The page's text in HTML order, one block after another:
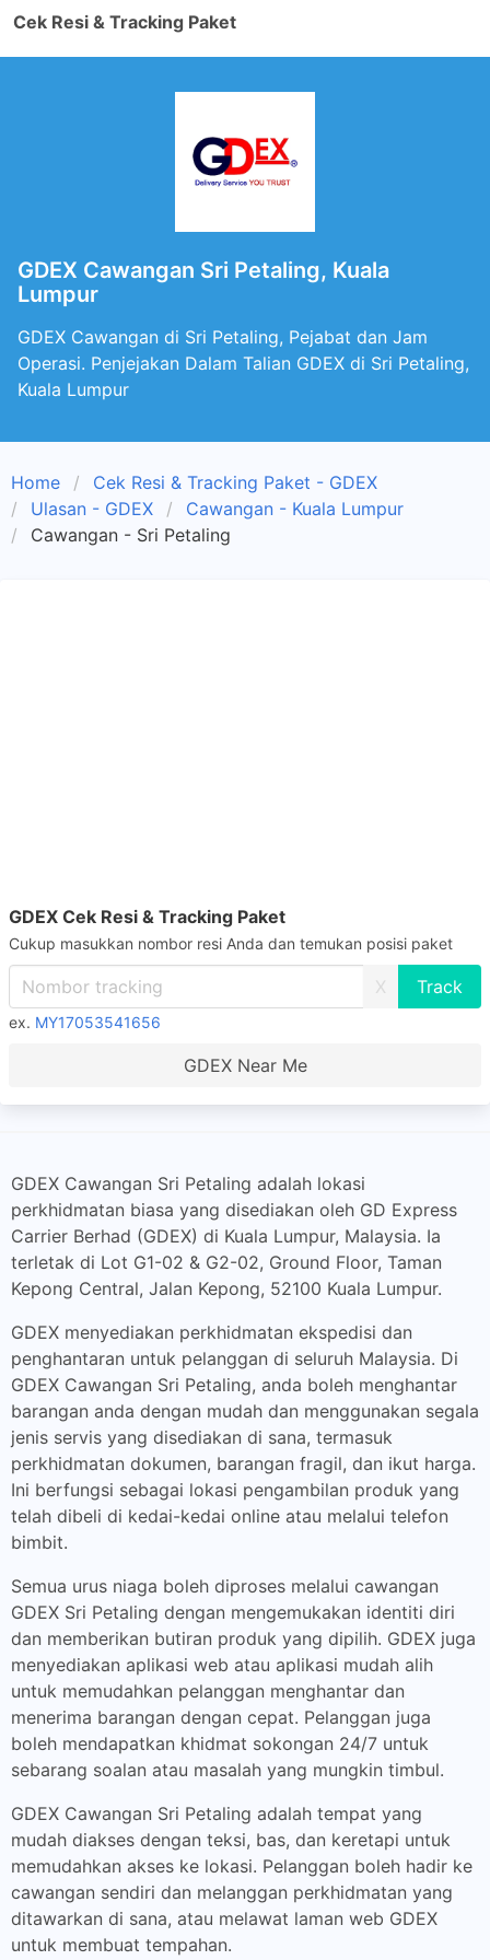
Cek Resi & Tracking Paket
GDEX Cawangan Sri Petaling, Kuala
Lumpur
GDEX Cawangan di Sri Petaling, Pejabat dan Jam
Operasi. Penjejakan Dalam Talian GDEX di Sri Petaling,
Kuala Lumpur
Home
Cek Resi & Tracking Paket - GDEX
Ulasan - GDEX
Cawangan - Kuala Lumpur
Cawangan - Sri Petaling
GDEX Cek Resi & Tracking Paket
Cukup masukkan nombor resi Anda dan temukan posisi paket
X
ex. MY17053541656
GDEX Near Me
GDEX Cawangan Sri Petaling adalah lokasi
perkhidmatan biasa yang disediakan oleh GD Express
Carrier Berhad (GDEX) di Kuala Lumpur, Malaysia. Ia
terletak di Lot G1-02 & G2-02, Ground Floor, Taman
Kepong Central, Jalan Kepong, 52100 Kuala Lumpur.
GDEX menyediakan perkhidmatan ekspedisi dan
penghantaran untuk pelanggan di seluruh Malaysia. Di
GDEX Cawangan Sri Petaling, anda boleh menghantar
barangan anda dengan mudah dan menggunakan segala
jenis servis yang disediakan di sana, termasuk
perkhidmatan dokumen, barangan fragil, dan ikut harga.
Ini berfungsi sebagai lokasi pengambilan produk yang
telah dibeli di kedai-kedai online atau melalui telefon
bimbit.
Semua urus niaga boleh diproses melalui cawangan
GDEX Sri Petaling dengan mengemukakan identiti diri
dan memberikan butiran produk yang dipilih. GDEX juga
menyediakan aplikasi web atau aplikasi mudah alih
untuk memudahkan pelanggan menghantar dan
menerima barangan dengan cepat. Pelanggan juga
boleh mendapatkan khidmat sokongan 24/7 untuk
sebarang soalan atau masalah yang mungkin timbul.
GDEX Cawangan Sri Petaling adalah tempat yang
mudah diakses dengan teksi, bas, dan keretapi untuk
memudahkan akses ke lokasi. Pelanggan boleh hadir ke
cawangan sendiri dan melanggan perkhidmatan yang
ditawarkan di sana, atau melawat laman web GDEX
untuk membuat tempahan.